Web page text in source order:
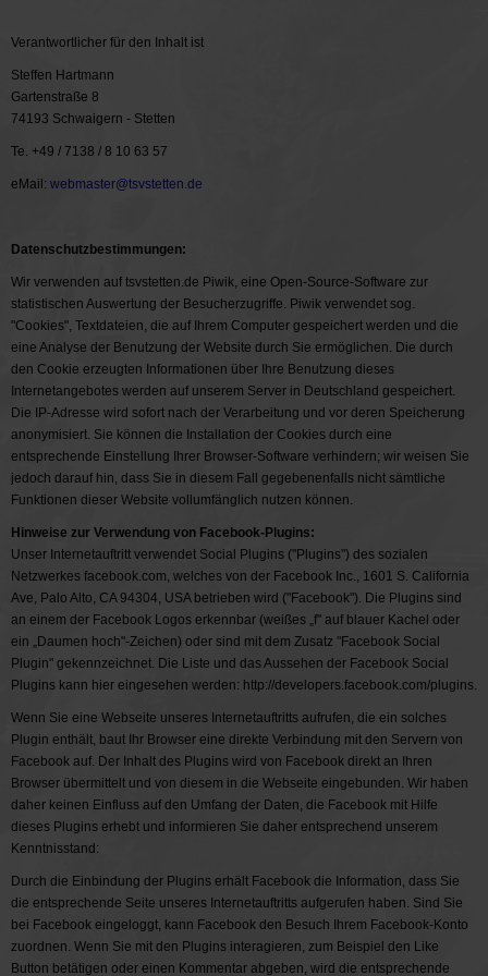
Verantwortlicher für den Inhalt ist
Steffen Hartmann
Gartenstraße 8
74193 Schwaigern - Stetten
Te. +49 / 7138 / 8 10 63 57
eMail: webmaster@tsvstetten.de
Datenschutzbestimmungen:
Wir verwenden auf tsvstetten.de Piwik, eine Open-Source-Software zur
statistischen Auswertung der Besucherzugriffe. Piwik verwendet sog.
"Cookies", Textdateien, die auf Ihrem Computer gespeichert werden und die
eine Analyse der Benutzung der Website durch Sie ermöglichen. Die durch
den Cookie erzeugten Informationen über Ihre Benutzung dieses
Internetangebotes werden auf unserem Server in Deutschland gespeichert.
Die IP-Adresse wird sofort nach der Verarbeitung und vor deren Speicherung
anonymisiert. Sie können die Installation der Cookies durch eine
entsprechende Einstellung Ihrer Browser-Software verhindern; wir weisen Sie
jedoch darauf hin, dass Sie in diesem Fall gegebenenfalls nicht sämtliche
Funktionen dieser Website vollumfänglich nutzen können.
Hinweise zur Verwendung von Facebook-Plugins:
Unser Internetauftritt verwendet Social Plugins ("Plugins") des sozialen
Netzwerkes facebook.com, welches von der Facebook Inc., 1601 S. California
Ave, Palo Alto, CA 94304, USA betrieben wird ("Facebook"). Die Plugins sind
an einem der Facebook Logos erkennbar (weißes „f" auf blauer Kachel oder
ein „Daumen hoch"-Zeichen) oder sind mit dem Zusatz "Facebook Social
Plugin" gekennzeichnet. Die Liste und das Aussehen der Facebook Social
Plugins kann hier eingesehen werden: http://developers.facebook.com/plugins.
Wenn Sie eine Webseite unseres Internetauftritts aufrufen, die ein solches
Plugin enthält, baut Ihr Browser eine direkte Verbindung mit den Servern von
Facebook auf. Der Inhalt des Plugins wird von Facebook direkt an Ihren
Browser übermittelt und von diesem in die Webseite eingebunden. Wir haben
daher keinen Einfluss auf den Umfang der Daten, die Facebook mit Hilfe
dieses Plugins erhebt und informieren Sie daher entsprechend unserem
Kenntnisstand:
Durch die Einbindung der Plugins erhält Facebook die Information, dass Sie
die entsprechende Seite unseres Internetauftritts aufgerufen haben. Sind Sie
bei Facebook eingeloggt, kann Facebook den Besuch Ihrem Facebook-Konto
zuordnen. Wenn Sie mit den Plugins interagieren, zum Beispiel den Like
Button betätigen oder einen Kommentar abgeben, wird die entsprechende